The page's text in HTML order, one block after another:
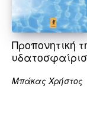
Προπονητική
Μπάκας Χρήστος